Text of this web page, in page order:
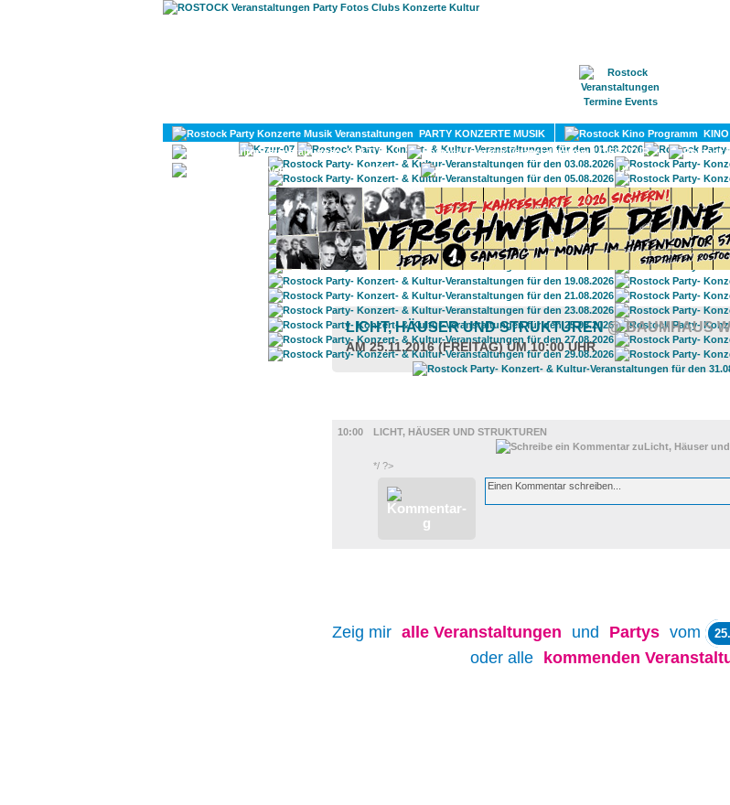
PARTY KONZERTE MUSIK KINO
KULTUR
LITERATUR
DIVERSES
UMLAND
LICHT, HÄUSER UND STRUKTUREN@ BAUMHAUS
AM 25.11.2016 (FREITAG) UM 10:00 UHR
10:00
LICHT, HÄUSER UND STRUKTUREN
*/ ?>
Zeig mir alle Veranstaltungen und Partys vom
oder alle
kommenden